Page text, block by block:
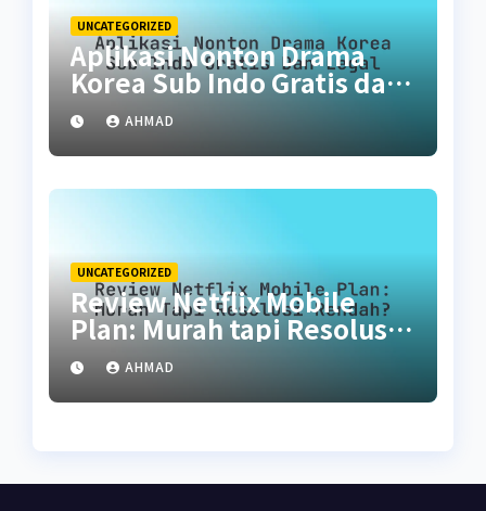
UNCATEGORIZED
Aplikasi Nonton Drama
Korea Sub Indo Gratis dan
LegalAHMAD
UNCATEGORIZED
Review Netflix Mobile
Plan: Murah tapi Resolusi
Rendah?
AHMAD